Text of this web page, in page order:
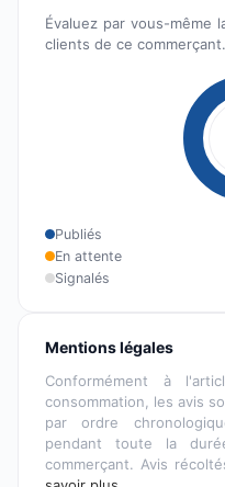
Évaluez par vous-même
clients de ce commerçant.
Publiés
En attente
Signalés
Mentions légales
Conformément à
consommation, les avis
par ordre
pendant toute la
commerçant. Avis